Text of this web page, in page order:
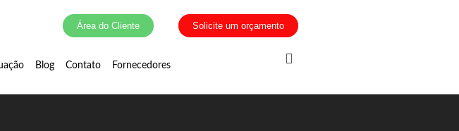
Área do Cliente Solicite um orçamento
Blog Contato Fornecedores